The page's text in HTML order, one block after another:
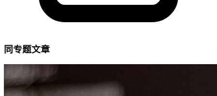
同专题文章